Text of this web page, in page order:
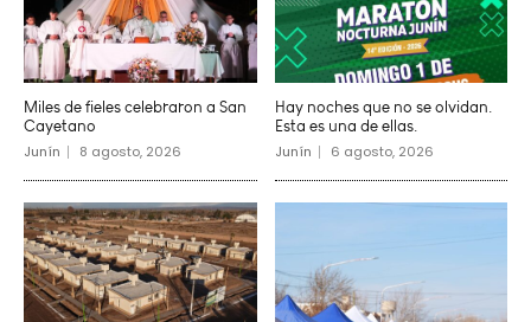
Miles de fieles celebraron a San
Cayetano
Junín 8 agosto, 2026
Hay noches que no se olvidan.
Esta es una de ellas.
Junín 6 agosto, 2026